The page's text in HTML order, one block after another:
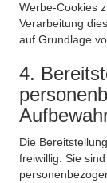
Werbe-Cookies
Verarbeitung
auf Grundlage
4.
Die
freiwillig. Sie